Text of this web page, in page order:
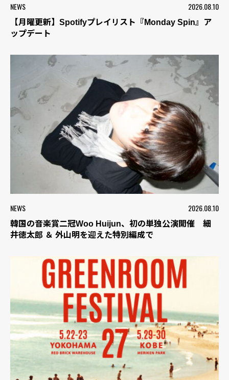
NEWS 2026.08.10
【月曜更新】Spotifyプレイリスト『Monday Spin』ア
ップデート
NEWS 2026.08.10
韓国の音楽賞二冠Woo Huijun、初の単独公演開催 細
井徳太郎 ＆ 外山明を迎えた特別編成で